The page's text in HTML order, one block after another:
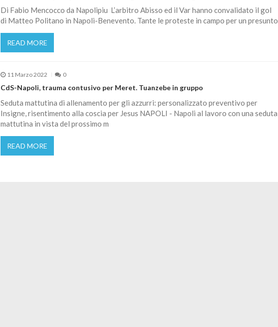
Di Fabio Mencocco da Napolipiu L’arbitro Abisso ed il Var hanno convalidato il gol
di Matteo Politano in Napoli-Benevento. Tante le proteste in campo per un presunto
READ MORE
11 Marzo 2022 0
CdS-Napoli, trauma contusivo per Meret. Tuanzebe in gruppo
Seduta mattutina di allenamento per gli azzurri: personalizzato preventivo per
Insigne, risentimento alla coscia per Jesus NAPOLI - Napoli al lavoro con una seduta
mattutina in vista del prossimo m
READ MORE